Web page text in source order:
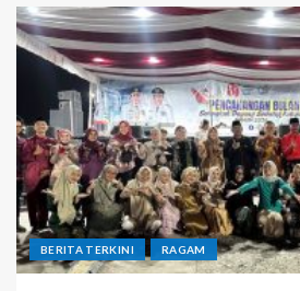
BERITA TERKINI RAGAM